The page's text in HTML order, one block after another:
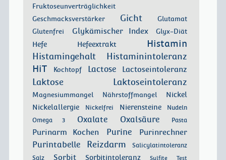
Fruktoseunverträglichkeit
Geschmacksverstärker Gicht
Glutamat
Glutenfrei
Glykämischer Index Glyx-Diät
Hefe Hefeextrakt Histamin
Histamingehalt Histaminintoleranz
HiT Kochtopf Lactose Lactoseintoleranz
Laktose Laktoseintoleranz
Magnesiummangel Nährstoffmangel
Nickel
Nickelallergie
Nickelfrei Nierensteine
Nudeln
Omega 3
Oxalate Oxalsäure Pasta
Purinarm Kochen Purine
Purinrechner
Purintabelle
Reizdarm
Salicylatintoleranz
Salz
Sorbit Sorbitintoleranz Sulfite Test